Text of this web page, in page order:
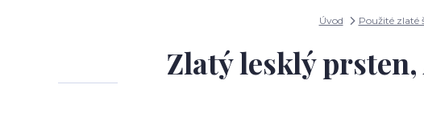
Úvod Použité zlaté
Zlatý lesklý prsten,